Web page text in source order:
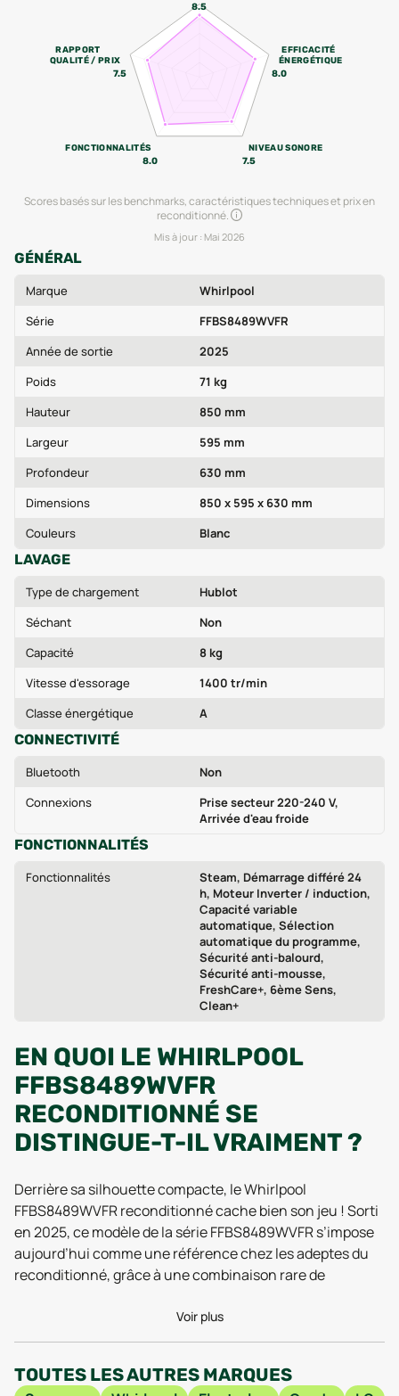
8.5
EFFICACITÉ
ÉNERGÉTIQUE
8.0
NIVEAU SONORE
7.5
FONCTIONNALITÉS
8.0
RAPPORT
QUALITÉ / PRIX
7.5
Scores basés sur les benchmarks, caractéristiques techniques et prix en
reconditionné.
Mis à jour : Mai 2026
GÉNÉRAL
Marque
Whirlpool
Série
FFBS8489WVFR
Année de sortie
2025
Poids
71 kg
Hauteur
850 mm
Largeur
595 mm
Profondeur
630 mm
Dimensions
850 x 595 x 630 mm
Couleurs
Blanc
LAVAGE
Type de chargement
Hublot
Séchant
Non
Capacité
8 kg
Vitesse d'essorage
1400 tr/min
Classe énergétique
A
CONNECTIVITÉ
Bluetooth
Non
Connexions
Prise secteur 220-240 V,
Arrivée d'eau froide
FONCTIONNALITÉS
Fonctionnalités
Steam, Démarrage différé 24
h, Moteur Inverter / induction,
Capacité variable
automatique, Sélection
automatique du programme,
Sécurité anti-balourd,
Sécurité anti-mousse,
FreshCare+, 6ème Sens,
Clean+
EN QUOI LE WHIRLPOOL
FFBS8489WVFR
RECONDITIONNÉ SE
DISTINGUE-T-IL VRAIMENT ?
Derrière sa silhouette compacte, le Whirlpool
FFBS8489WVFR reconditionné cache bien son jeu ! Sorti
en 2025, ce modèle de la série FFBS8489WVFR s’impose
aujourd’hui comme une référence chez les adeptes du
reconditionné, grâce à une combinaison rare de
à la fois pratique et généreux (tout juste 595 mm de large
pour une profondeur de 630 mm), se glisse aisément
capacité de lavage qui répond sans problème aux
Voir plus
TOUTES LES AUTRES MARQUES